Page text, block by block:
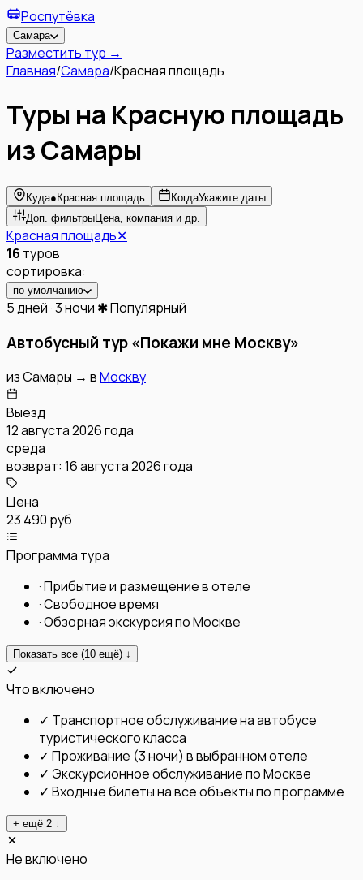
Роспутёвка
Самара
Разместить тур →
Главная/Самара/Красная площадь
Туры на Красную площадь
из Самары
Куда● Красная площадь КогдаУкажите даты
Доп. фильтры Цена, компания и др.
Красная площадь✕
16 туров
сортировка:
по умолчанию
5 дней · 3 ночи ✱ Популярный
Автобусный тур «Покажи мне Москву»
изСамары → вМоскву
Выезд
12 августа 2026 года
среда
возврат: 16 августа 2026 года
Цена
23 490 руб
Программа тура
·Прибытие и размещение в отеле
·Свободное время
·Обзорная экскурсия по Москве
Показать все (10 ещё) ↓
Что включено
✓ Транспортное обслуживание на автобусе
туристического класса
✓ Проживание (3 ночи) в выбранном отеле
✓ Экскурсионное обслуживание по Москве
✓ Входные билеты на все объекты по программе
+ ещё 2 ↓
Не включено